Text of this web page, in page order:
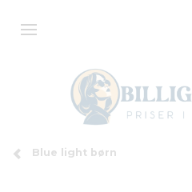
Blue light børn